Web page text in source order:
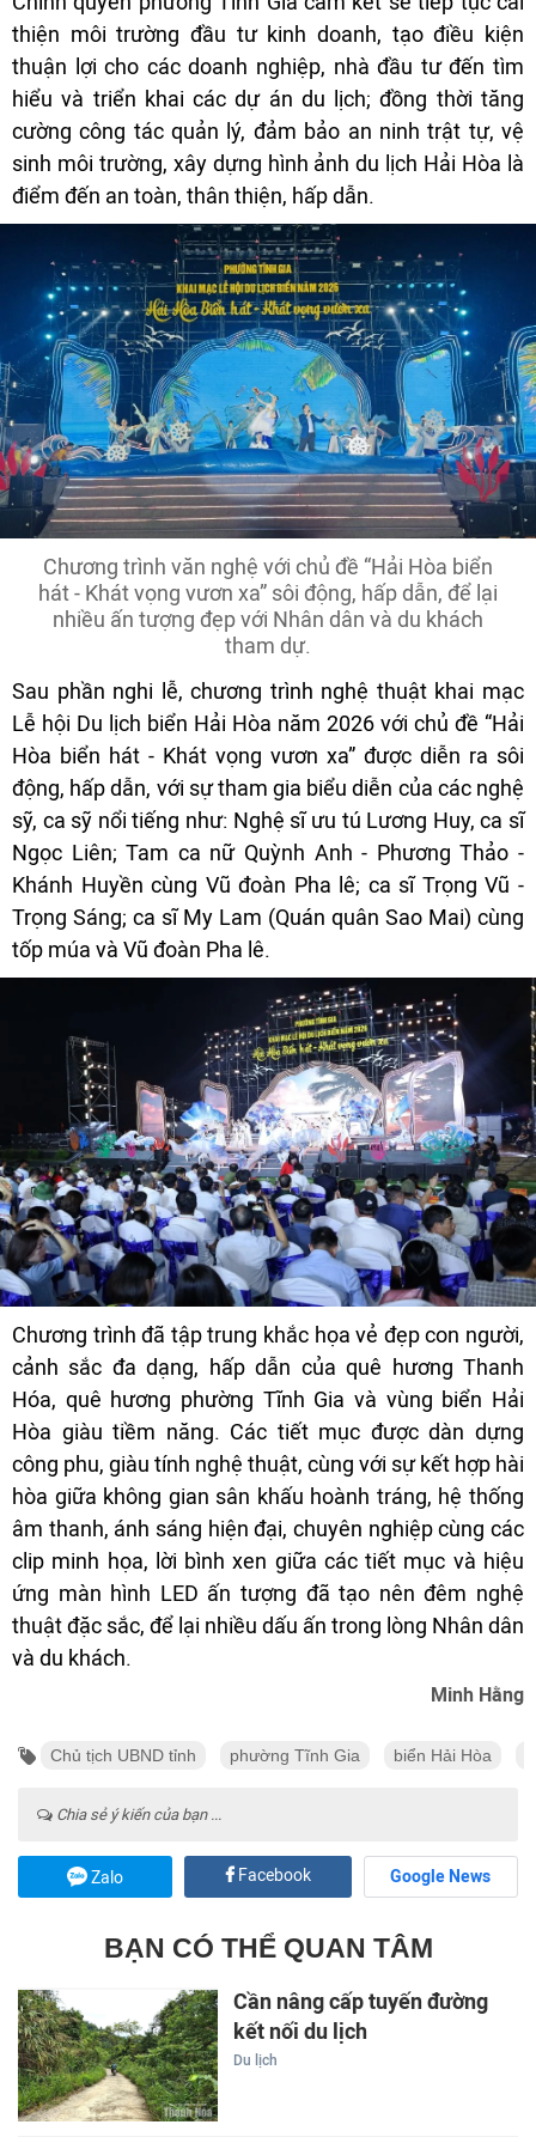
thiện môi trường đầu tư kinh doanh, tạo điều kiện
thuận lợi cho các doanh nghiệp, nhà đầu tư đến tìm
hiểu và triển khai các dự án du lịch; đồng thời tăng
cường công tác quản lý, đảm bảo an ninh trật tự, vệ
sinh môi trường, xây dựng hình ảnh du lịch Hải Hòa là
điểm đến an toàn, thân thiện, hấp dẫn.
Chương trình văn nghệ với chủ đề “Hải Hòa biển
hát - Khát vọng vươn xa” sôi động, hấp dẫn, để lại
nhiều ấn tượng đẹp với Nhân dân và du khách
tham dự.
Sau phần nghi lễ, chương trình nghệ thuật khai mạc
Lễ hội Du lịch biển Hải Hòa năm 2026 với chủ đề “Hải
Hòa biển hát - Khát vọng vươn xa” được diễn ra sôi
động, hấp dẫn, với sự tham gia biểu diễn của các nghệ
sỹ, ca sỹ nổi tiếng như: Nghệ sĩ ưu tú Lương Huy, ca sĩ
Ngọc Liên; Tam ca nữ Quỳnh Anh - Phương Thảo -
Khánh Huyền cùng Vũ đoàn Pha lê; ca sĩ Trọng Vũ -
Trọng Sáng; ca sĩ My Lam (Quán quân Sao Mai) cùng
tốp múa và Vũ đoàn Pha lê.
Chương trình đã tập trung khắc họa vẻ đẹp con người,
cảnh sắc đa dạng, hấp dẫn của quê hương Thanh
Hóa, quê hương phường Tĩnh Gia và vùng biển Hải
Hòa giàu tiềm năng. Các tiết mục được dàn dựng
công phu, giàu tính nghệ thuật, cùng với sự kết hợp hài
hòa giữa không gian sân khấu hoành tráng, hệ thống
âm thanh, ánh sáng hiện đại, chuyên nghiệp cùng các
clip minh họa, lời bình xen giữa các tiết mục và hiệu
ứng màn hình LED ấn tượng đã tạo nên đêm nghệ
thuật đặc sắc, để lại nhiều dấu ấn trong lòng Nhân dân
và du khách.
Minh Hằng
Chủ tịch UBND tỉnh phường Tĩnh Gia biển Hải Hòa
Chia sẻ ý kiến của bạn ...
Zalo Facebook Google News
BẠN CÓ THỂ QUAN TÂM
Cần nâng cấp tuyến đường
kết nối du lịch
Du lịch